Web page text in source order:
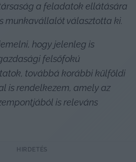
a feladatok ellátására
munkavállalót választotta ki.
hogy jelenleg is
felsőfokú
továbbá korábbi külföldi
is rendelkezem, amely az
is releváns
HIRDETÉS